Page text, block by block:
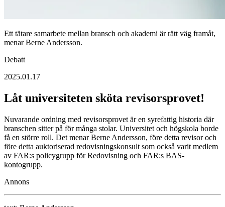
Ett tätare samarbete mellan bransch och akademi är rätt väg framåt,
menar Berne Andersson.
Debatt
2025.01.17
Låt universiteten sköta revisorsprovet!
Nuvarande ordning med revisorsprovet är en syrefattig historia där
branschen sitter på för många stolar. Universitet och högskola borde
få en större roll. Det menar Berne Andersson, före detta revisor och
före detta auktoriserad redovisningskonsult som också varit medlem
av FAR:s policygrupp för Redovisning och FAR:s BAS-
kontogrupp.
Annons